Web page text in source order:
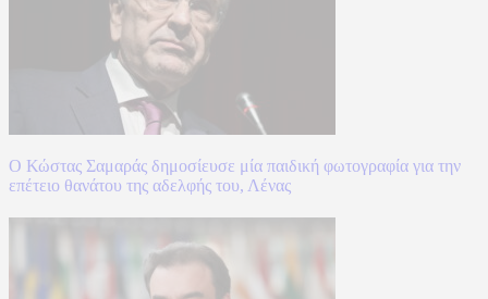
Ο Κώστας Σαμαράς δημοσίευσε μία παιδική φωτογραφία για την
επέτειο θανάτου της αδελφής του, Λένας